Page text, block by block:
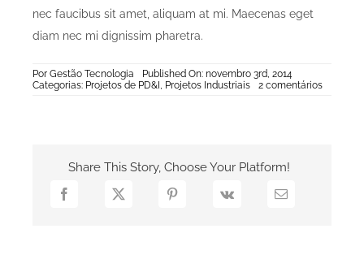
nec faucibus sit amet, aliquam at mi. Maecenas eget
diam nec mi dignissim pharetra.
Por Gestão Tecnologia
Published On: novembro 3rd, 2014
Categorias: Projetos de PD&I , Projetos Industriais 2 comentárioson
Share This Story, Choose Your Platform!